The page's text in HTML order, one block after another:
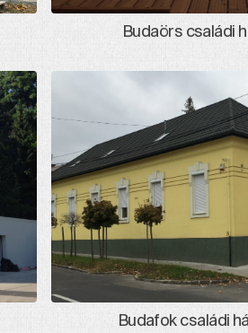
Budaörs családi
Budafok családi